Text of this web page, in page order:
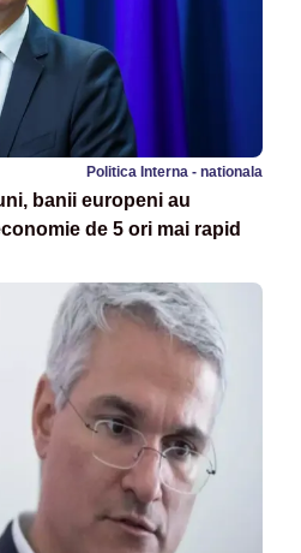
Politica Interna - nationala
banii europeni au
de 5 ori mai rapid